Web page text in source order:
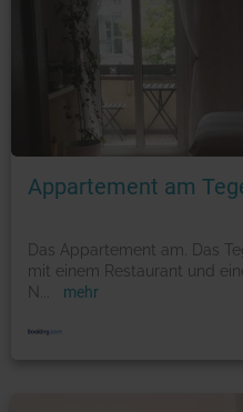
Appartement am
Das Appartement am. Das
mit einem Restaurant und
N
mehr